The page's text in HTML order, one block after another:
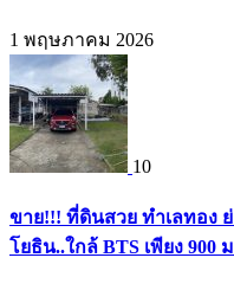
1 พฤษภาคม 2026
10
ขาย!!! ที่ดินสวย ทำเลทอง
โยธิน..ใกล้ BTS เพียง 900